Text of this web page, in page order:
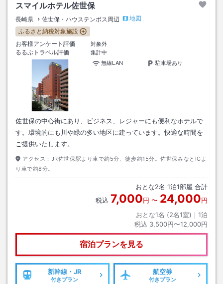
スマイルホテル佐世保
長崎県 佐世保・ハウステンボス周辺
地図
ふるさと納税対象施設
お客様アンケート評価
対象外
るるぶトラベル評価
集計中
無線LAN
駐車場あり
佐世保の中心街にあり、ビジネス、レジャーにも便利なホテルで
す。環境的にも川や緑の多い地区に建っています。快適な時間を
ご提供いたします。
アクセス： JR佐世保駅より車で約5分、徒歩約15分。佐世保みなとICよ
り車で約8分。
おとな2名 1泊1部屋 合計
税込 7,000円 〜 24,000円
おとな1名 (2名1室)｜ 1泊
税込 3,500円〜12,000円
宿泊プランを見る
新幹線・JR
付きプラン
航空券
付きプラン